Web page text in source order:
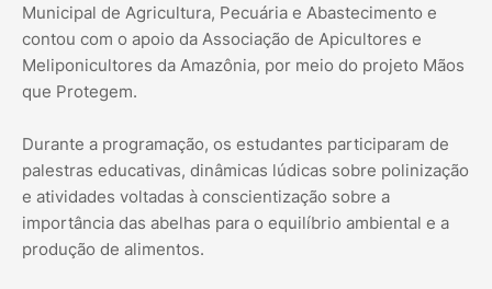
Municipal de Agricultura, Pecuária e Abastecimento e
contou com o apoio da Associação de Apicultores e
Meliponicultores da Amazônia, por meio do projeto Mãos
que Protegem.
Durante a programação, os estudantes participaram de
palestras educativas, dinâmicas lúdicas sobre polinização
e atividades voltadas à conscientização sobre a
importância das abelhas para o equilíbrio ambiental e a
produção de alimentos.